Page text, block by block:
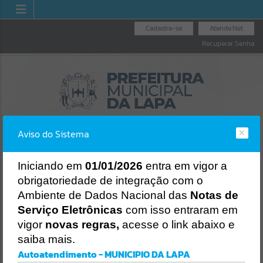
Atende.Net
Cadastre-se
Recuperar Senha
GERAL LICITAÇÕES
NOTA FISCAL
ELETRÔNICA
Aviso do Sistema
Iniciando em 01/01/2026 entra em vigor a
obrigatoriedade de integração com o
Ambiente de Dados Nacional das Notas de
Serviço Eletrônicas com isso entraram em
vigor novas regras, acesse o link abaixo e
saiba mais.
Autoatendimento - MUNICIPIO DA LAPA
Erro
Gerenciamento do Sistema
Ocorreu um erro de script: